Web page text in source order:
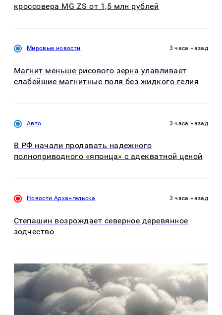
кроссовера MG ZS от 1,5 млн рублей
Мировые новости 3 часа назад
Магнит меньше рисового зерна улавливает
слабейшие магнитные поля без жидкого гелия
Авто 3 часа назад
В РФ начали продавать надежного
полноприводного «японца» с адекватной ценой
Новости Архангельска 3 часа назад
Степашин возрождает северное деревянное
зодчество